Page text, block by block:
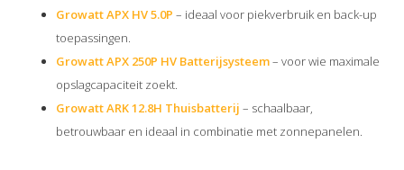
Growatt APX HV 5.0P – ideaal voor piekverbruik en back-up
toepassingen.
Growatt APX 250P HV Batterijsysteem– voor wie maximale
opslagcapaciteit zoekt.
Growatt ARK 12.8H Thuisbatterij – schaalbaar,
betrouwbaar en ideaal in combinatie met zonnepanelen.